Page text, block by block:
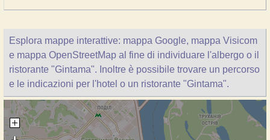
Esplora mappe interattive: mappa Google, mappa Visicom
e mappa OpenStreetMap al fine di individuare l'albergo o il
ristorante "Gintama". Inoltre è possibile trovare un percorso
e le indicazioni per l'hotel o un ristorante "Gintama".